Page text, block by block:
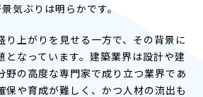
気ぶりは明らかです。
り上がりを見せる一方で、その背景に
となっています。建築業界は設計や建
野の高度な専門家で成り立つ業界であ
保や育成が難しく、かつ人材の流出も